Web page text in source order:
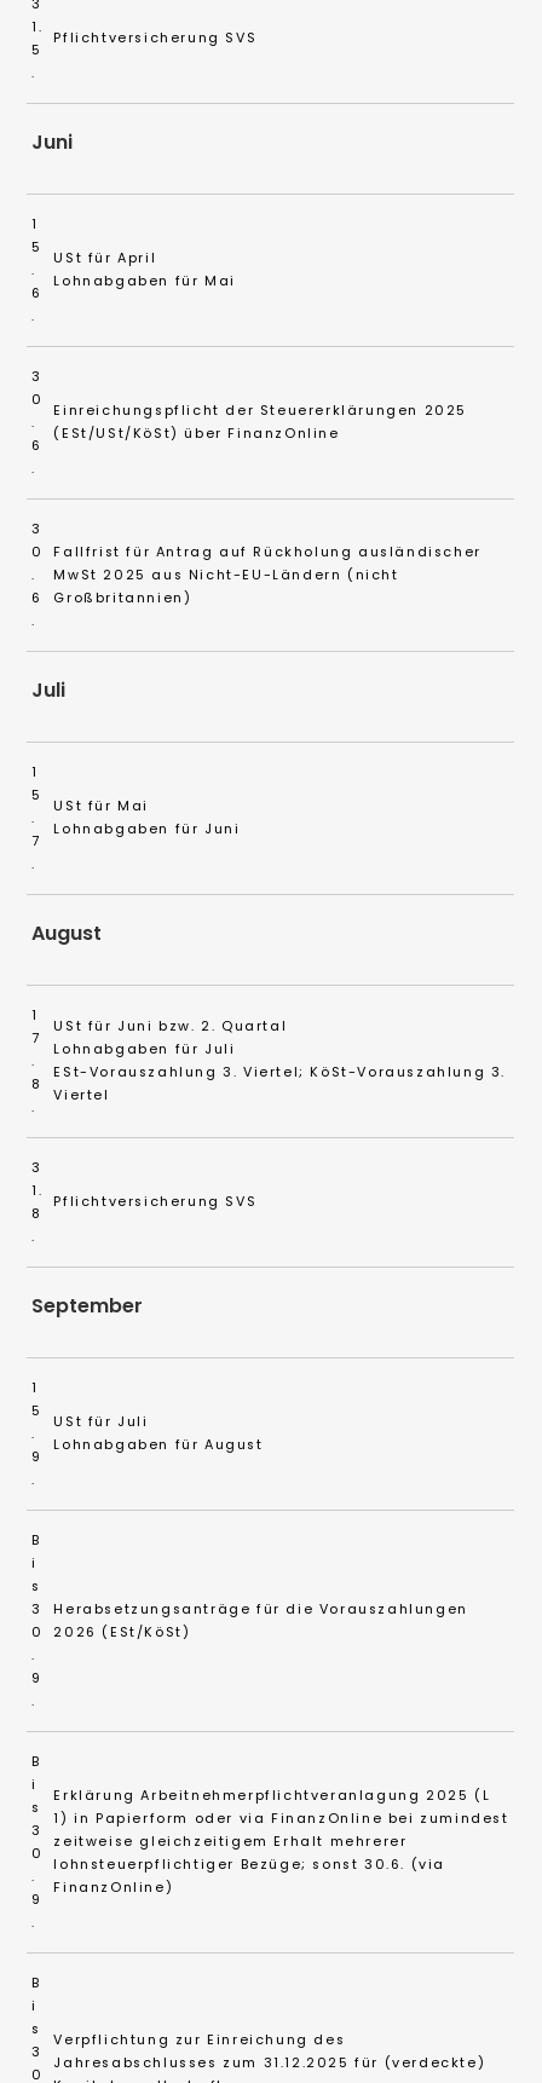
3
1.
5
.
Pflichtversicherung SVS
Juni
1
5
.
6
.
USt für April
Lohnabgaben für Mai
3
0
.
6
.
Einreichungspflicht der Steuererklärungen 2025
(ESt/USt/KöSt) über FinanzOnline
3
0
.
6
.
Fallfrist für Antrag auf Rückholung ausländischer
MwSt 2025 aus Nicht-EU-Ländern (nicht
Großbritannien)
Juli
1
5
.
7
.
USt für Mai
Lohnabgaben für Juni
August
1
7
.
8
.
USt für Juni bzw. 2. Quartal
Lohnabgaben für Juli
ESt-Vorauszahlung 3. Viertel; KöSt-Vorauszahlung 3.
Viertel
3
1.
8
.
Pflichtversicherung SVS
September
1
5
.
9
.
USt für Juli
Lohnabgaben für August
B
i
s
3
0
.
9
.
Herabsetzungsanträge für die Vorauszahlungen
2026 (ESt/KöSt)
B
i
s
3
0
.
9
.
Erklärung Arbeitnehmerpflichtveranlagung 2025 (L
1) in Papierform oder via FinanzOnline bei zumindest
zeitweise gleichzeitigem Erhalt mehrerer
lohnsteuerpflichtiger Bezüge; sonst 30.6. (via
FinanzOnline)
B
i
s
3
0
Verpflichtung zur Einreichung des
Jahresabschlusses zum 31.12.2025 für (verdeckte)